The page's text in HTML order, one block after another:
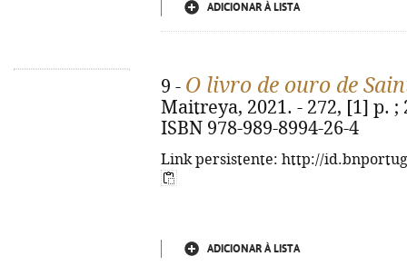
ADICIONAR À LISTA
9 - O livro de ouro de
Maitreya, 2021. - 272, [1] p.
ISBN 978-989-8994-26-4
Link persistente: http://
ADICIONAR À LISTA